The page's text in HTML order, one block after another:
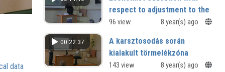
data
respect to adjustment to the
industrial development
szolgáltatások” Konferencia Ipar - 4.0
gazdasági és társadalmi kihívásai
96 view 8 year(s) ago
00:22:37
A karsztosodás során
kialakult törmelékzóna
modellezése és az oldószer
143 view 8 year(s) ago